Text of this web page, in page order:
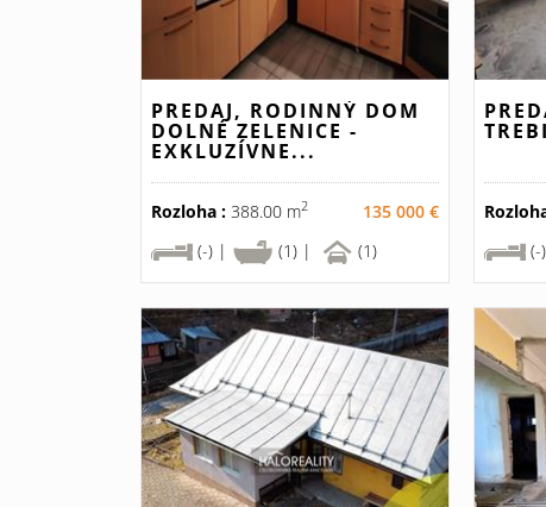
PREDAJ, RODINNÝ DOM
DOLNÉ ZELENICE -
EXKLUZÍVNE...
Rozloha : 388.00 m2
135 000 €
(-) |
(1) | (1)
(-